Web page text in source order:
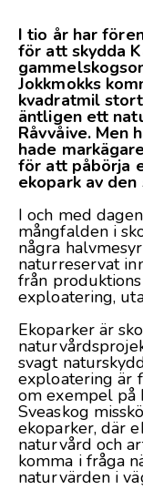
I tio år har
för att skydda
Jokkmokks
kvadratmil
äntligen ett
Råvvåive. Men
hade
för att påbörja
ekopark av den
I och med
mångfalden i
några
naturreservat
från
exploatering,
Ekoparker är
svagt
exploatering är
om exempel på
Sveaskog
ekoparker, där
naturvård och
komma i fråga
naturvärden i